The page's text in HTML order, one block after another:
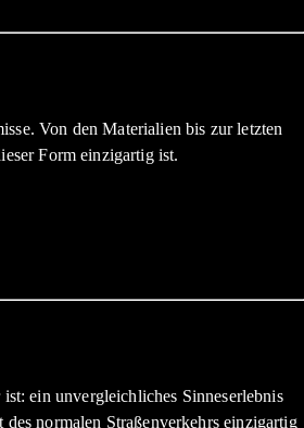
Von den Materialien bis zur letzten
Form einzigartig ist.
ein unvergleichliches Sinneserlebnis
normalen Straßenverkehrs einzigartig